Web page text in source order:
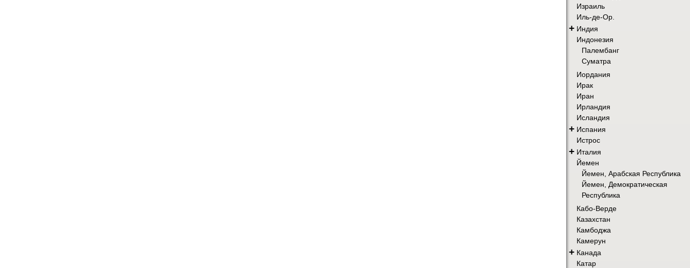
Израиль
Иль-де-Ор.
+ Индия
Индонезия
Палембанг
Суматра
Иордания
Ирак
Иран
Ирландия
Исландия
+ Испания
Истрос
+ Италия
Йемен
Йемен, Арабская Республика
Йемен, Демократическая
Республика
Кабо-Верде
Казахстан
Камбоджа
Камерун
+ Канада
Катар